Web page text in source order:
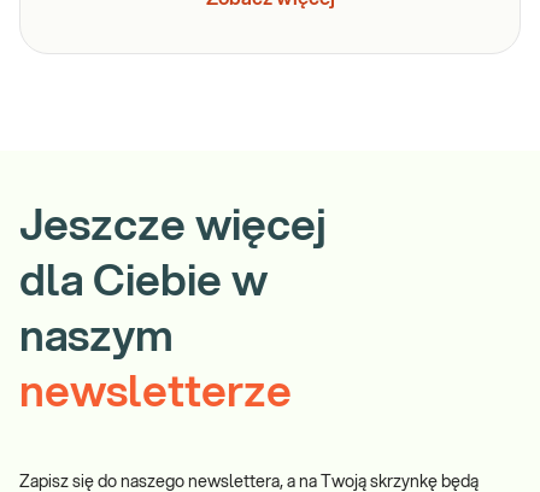
Jeszcze więcej
dla Ciebie w
naszym
newsletterze
Zapisz się do naszego newslettera, a na Twoją skrzynkę będą